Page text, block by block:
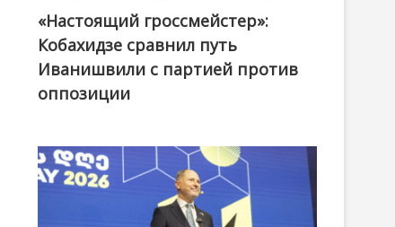
@ქართული ოცნება / Georgian Dream
«Настоящий гроссмейстер»:
Кобахидзе сравнил путь
Иванишвили с партией против
оппозиции